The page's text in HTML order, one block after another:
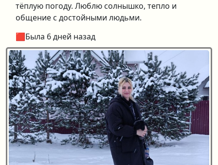
тёплую погоду. Люблю солнышко, тепло и
общение с достойными людьми.
🟥Была 6 дней назад